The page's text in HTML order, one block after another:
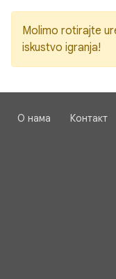
Molimo rotirajte
iskustvo igranja!
О нама Контакт